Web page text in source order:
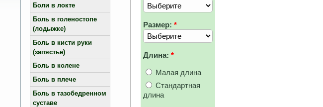
Боли в локте
Боль в голеностопе
(лодыжке)
Боль в кисти руки
(запястье)
Боль в колене
Боль в плече
Боль в тазобедренном
суставе
Размер: *
Длина: *
Малая длина
Стандартная
длина